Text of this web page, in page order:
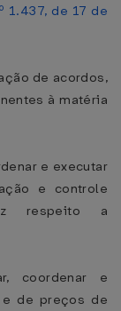
1.437, de 17 de
de acordos,
à matéria
e executar
e controle
respeito a
coordenar e
e de preços de